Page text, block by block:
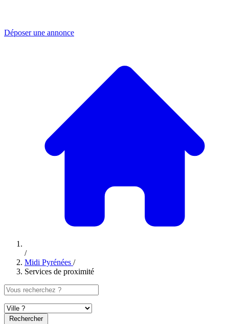
Déposer une annonce
/
Midi Pyrénées /
Services de proximité
Rechercher